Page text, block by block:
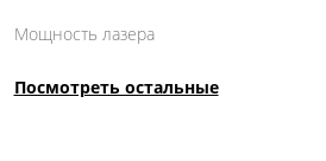
Мощность лазера
Посмотреть остальные